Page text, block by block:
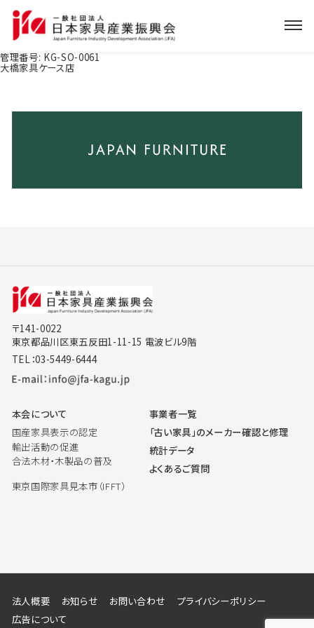
管理番号: KG-SO-0061
大橋家具ケース店
〒141-0022
東京都品川区東五反田1-11-15 電波ビル9階
TEL：03-5449-6444
本会について
国産家具表示の認定
輸出活動の促進
合法木材・木製品の普及
東京国際家具見本市（IFFT）
事業者一覧
「古い家具」のメーカー確認と修理
統計データ
よくあるご質問
法人概要 お知らせ お問い合わせ
プライバシーポリシー
広告について